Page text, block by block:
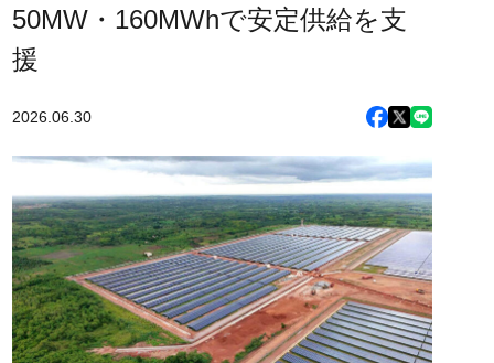
50MW・160MWhで安定供給を支
援
2026.06.30